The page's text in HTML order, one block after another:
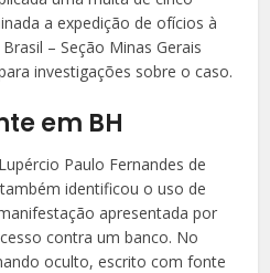
a expedição de ofícios à
– Seção Minas Gerais
investigações sobre o caso.
em BH
Paulo Fernandes de
identificou o uso de
apresentada por
contra um banco. No
oculto, escrito com fonte